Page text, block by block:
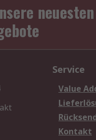
neuesten
Service
Value
Kontakt